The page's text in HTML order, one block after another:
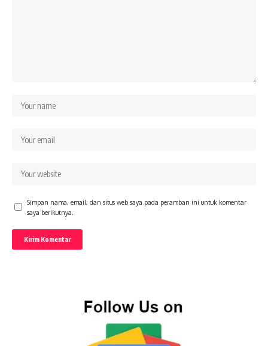
Simpan nama, email, dan situs web saya pada peramban ini untuk komentar
saya berikutnya.